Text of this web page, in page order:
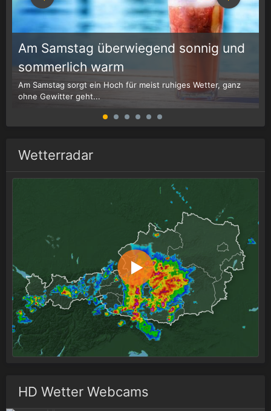
Am Samstag überwiegend sonnig und
sommerlich warm
Am Samstag sorgt ein Hoch für meist ruhiges Wetter, ganz
ohne Gewitter geht...
Wetterradar
HD Wetter Webcams